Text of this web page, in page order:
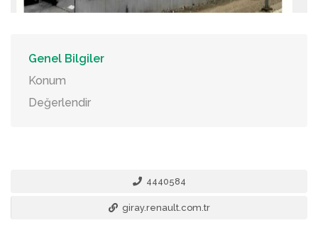
Genel Bilgiler
Konum
Değerlendir
4440584
giray.renault.com.tr